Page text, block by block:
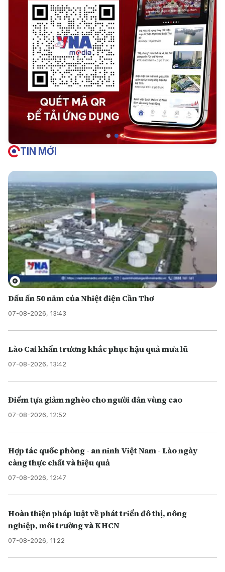
TIN MỚI
Dấu ấn 50 năm của Nhiệt điện Cần Thơ
07-08-2026, 13:43
Lào Cai khẩn trương khắc phục hậu quả mưa lũ
07-08-2026, 13:42
Điểm tựa giảm nghèo cho người dân vùng cao
07-08-2026, 12:52
Hợp tác quốc phòng - an ninh Việt Nam - Lào ngày
càng thực chất và hiệu quả
07-08-2026, 12:47
Hoàn thiện pháp luật về phát triển đô thị, nông
nghiệp, môi trường và KHCN
07-08-2026, 11:22